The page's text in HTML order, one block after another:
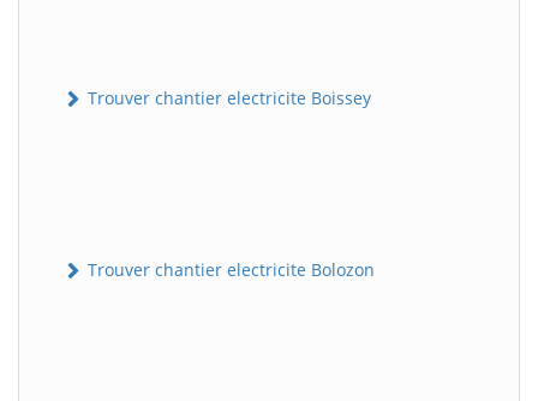
Trouver chantier electricite Boissey
Trouver chantier electricite Bolozon